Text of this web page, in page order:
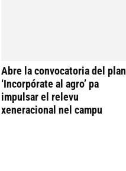
Abre la convocatoria del plan
‘Incorpórate al agro’ pa
impulsar el relevu
xeneracional nel campu